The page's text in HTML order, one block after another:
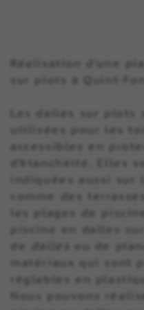
Réalisation d’une
sur plots à Quint-
Les dalles sur plots
utilisées pour les
accessibles en
d’étanchéité. Elles
indiquées aussi sur
comme des
les plages de
piscine en dalles
de
dalles
ou de
matériaux qui sont
réglables en
Nous pouvons